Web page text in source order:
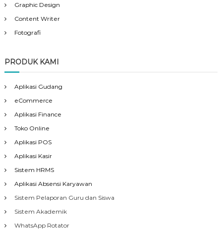
Graphic Design
Content Writer
Fotografi
PRODUK KAMI
Aplikasi Gudang
eCommerce
Aplikasi Finance
Toko Online
Aplikasi POS
Aplikasi Kasir
Sistem HRMS
Aplikasi Absensi Karyawan
Sistem Pelaporan Guru dan Siswa
Sistem Akademik
WhatsApp Rotator